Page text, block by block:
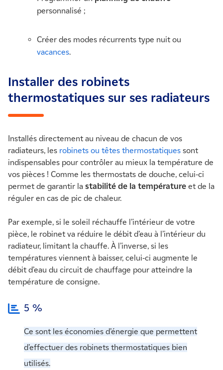
personnalisé ;
Créer des modes récurrents type nuit ou
vacances.
Installer des robinets
thermostatiques sur ses radiateurs
Installés directement au niveau de chacun de vos
radiateurs, les robinets ou têtes thermostatiques sont
indispensables pour contrôler au mieux la température de
vos pièces ! Comme les thermostats de douche, celui-ci
permet de garantir la stabilité de la température et de la
réguler en cas de pic de chaleur.
Par exemple, si le soleil réchauffe l’intérieur de votre
pièce, le robinet va réduire le débit d’eau à l’intérieur du
radiateur, limitant la chauffe. À l’inverse, si les
températures viennent à baisser, celui-ci augmente le
débit d’eau du circuit de chauffage pour atteindre la
température de consigne.
5 %
Ce sont les économies d’énergie que permettent
d’effectuer des robinets thermostatiques bien
utilisés.